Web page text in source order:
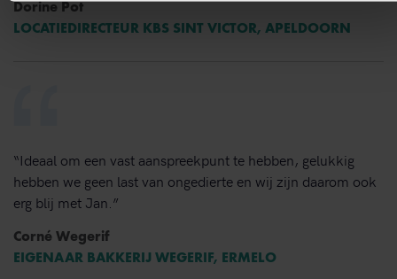
Dorine Pot
LOCATIEDIRECTEUR KBS SINT VICTOR, APELDOORN
“Ideaal om een vast aanspreekpunt te hebben, gelukkig
hebben we geen last van ongedierte en wij zijn daarom ook
erg blij met Jan.”
Corné Wegerif
EIGENAAR BAKKERIJ WEGERIF, ERMELO